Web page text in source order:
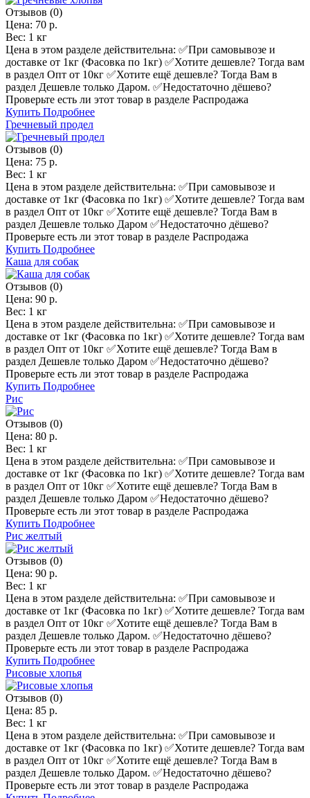
Отзывов (0)
Цена: 70 р.
Вес: 1 кг
Цена в этом разделе действительна: ✅️При самовывозе и
доставке от 1кг (Фасовка по 1кг) ✅️Хотите дешевле? Тогда вам
в раздел Опт от 10кг ✅️Хотите ещё дешевле? Тогда Вам в
раздел Дешевле только Даром. ✅️Недостаточно дёшево?
Проверьте есть ли этот товар в разделе Распродажа
Купить Подробнее
Гречневый продел
Отзывов (0)
Цена: 75 р.
Вес: 1 кг
Цена в этом разделе действительна: ✅️При самовывозе и
доставке от 1кг (Фасовка по 1кг) ✅️Хотите дешевле? Тогда вам
в раздел Опт от 10кг ✅️Хотите ещё дешевле? Тогда Вам в
раздел Дешевле только Даром ✅️Недостаточно дёшево?
Проверьте есть ли этот товар в разделе Распродажа
Купить Подробнее
Каша для собак
Отзывов (0)
Цена: 90 р.
Вес: 1 кг
Цена в этом разделе действительна: ✅️При самовывозе и
доставке от 1кг (Фасовка по 1кг) ✅️Хотите дешевле? Тогда вам
в раздел Опт от 10кг ✅️Хотите ещё дешевле? Тогда Вам в
раздел Дешевле только Даром ✅️Недостаточно дёшево?
Проверьте есть ли этот товар в разделе Распродажа
Купить Подробнее
Рис
Отзывов (0)
Цена: 80 р.
Вес: 1 кг
Цена в этом разделе действительна: ✅️При самовывозе и
доставке от 1кг (Фасовка по 1кг) ✅️Хотите дешевле? Тогда вам
в раздел Опт от 10кг ✅️Хотите ещё дешевле? Тогда Вам в
раздел Дешевле только Даром ✅️Недостаточно дёшево?
Проверьте есть ли этот товар в разделе Распродажа
Купить Подробнее
Рис желтый
Отзывов (0)
Цена: 90 р.
Вес: 1 кг
Цена в этом разделе действительна: ✅️При самовывозе и
доставке от 1кг (Фасовка по 1кг) ✅️Хотите дешевле? Тогда вам
в раздел Опт от 10кг ✅️Хотите ещё дешевле? Тогда Вам в
раздел Дешевле только Даром. ✅️Недостаточно дёшево?
Проверьте есть ли этот товар в разделе Распродажа
Купить Подробнее
Рисовые хлопья
Отзывов (0)
Цена: 85 р.
Вес: 1 кг
Цена в этом разделе действительна: ✅️При самовывозе и
доставке от 1кг (Фасовка по 1кг) ✅️Хотите дешевле? Тогда вам
в раздел Опт от 10кг ✅️Хотите ещё дешевле? Тогда Вам в
раздел Дешевле только Даром. ✅️Недостаточно дёшево?
Проверьте есть ли этот товар в разделе Распродажа